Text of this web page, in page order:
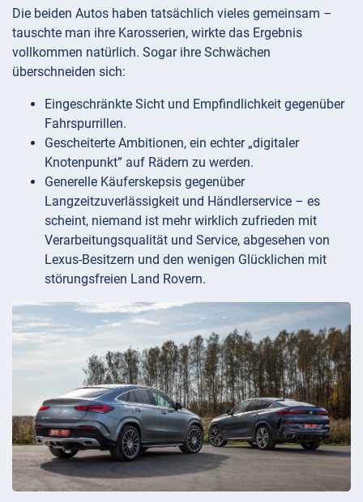
Die beiden Autos haben tatsächlich vieles gemeinsam –
tauschte man ihre Karosserien, wirkte das Ergebnis
vollkommen natürlich. Sogar ihre Schwächen
überschneiden sich:
Eingeschränkte Sicht und Empfindlichkeit gegenüber
Fahrspurrillen.
Gescheiterte Ambitionen, ein echter „digitaler
Knotenpunkt” auf Rädern zu werden.
Generelle Käuferskepsis gegenüber
Langzeitzuverlässigkeit und Händlerservice – es
scheint, niemand ist mehr wirklich zufrieden mit
Verarbeitungsqualität und Service, abgesehen von
Lexus-Besitzern und den wenigen Glücklichen mit
störungsfreien Land Rovern.